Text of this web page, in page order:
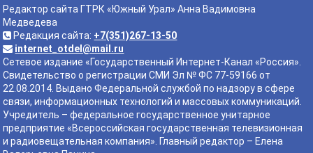
Редактор сайта ГТРК «Южный Урал» Анна Вадимовна
Медведева
Редакция сайта: +7(351)267-13-50
internet_otdel@mail.ru
Сетевое издание «Государственный Интернет-Канал «Россия».
Свидетельство о регистрации СМИ Эл № ФС 77-59166 от
22.08.2014. Выдано Федеральной службой по надзору в сфере
связи, информационных технологий и массовых коммуникаций.
Учредитель – федеральное государственное унитарное
предприятие «Всероссийская государственная телевизионная
и радиовещательная компания». Главный редактор – Елена